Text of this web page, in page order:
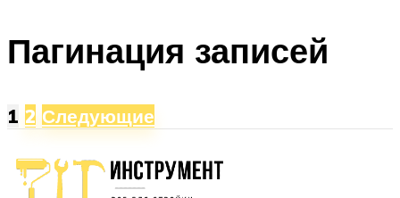
Пагинация записей
1 2 Следующие